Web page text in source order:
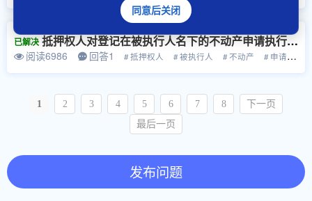
已解决 抵押权人对登记在被执行人名下的不动产申请执行的，该不动产受让人是否可以提起案外人执行异议之诉？人民法院该如何处理？
阅读6986 回答1 # 抵押权人 # 被执行人 # 不动产 # 申请执行
1 2 3 4 5 6 7 8
下一页
最后一页
发布问题
同意后关闭